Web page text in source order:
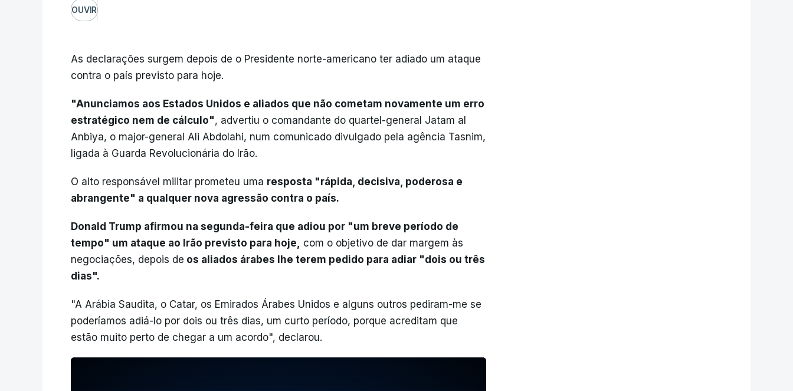
OUVIR
As declarações surgem depois de o Presidente norte-americano ter adiado um ataque
contra o país previsto para hoje.
"Anunciamos aos Estados Unidos e aliados que não cometam novamente um erro
estratégico nem de cálculo", advertiu o comandante do quartel-general Jatam al
Anbiya, o major-general Ali Abdolahi, num comunicado divulgado pela agência Tasnim,
ligada à Guarda Revolucionária do Irão.
O alto responsável militar prometeu uma resposta "rápida, decisiva, poderosa e
abrangente" a qualquer nova agressão contra o país.
Donald Trump afirmou na segunda-feira que adiou por "um breve período de
tempo" um ataque ao Irão previsto para hoje, com o objetivo de dar margem às
negociações, depois de os aliados árabes lhe terem pedido para adiar "dois ou três
dias".
"A Arábia Saudita, o Catar, os Emirados Árabes Unidos e alguns outros pediram-me se
poderíamos adiá-lo por dois ou três dias, um curto período, porque acreditam que
estão muito perto de chegar a um acordo", declarou.